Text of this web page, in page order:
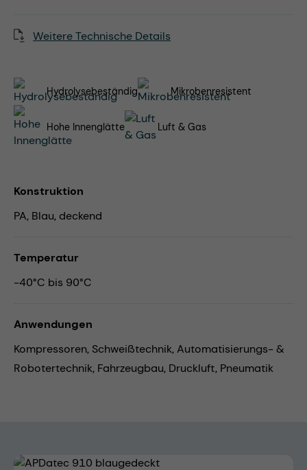
Weitere Technische Details
Hydrolysebeständig Mikrobenresistent
Hohe Innenglätte Luft & Gas
Konstruktion
PA, Blau, deckend
Temperatur
-40°C bis 90°C
Anwendungen
Kompressoren, Schweißtechnik,Automatisierungs- &
Robotertechnik, Fahrzeugbau, Druckluft, Pneumatik
Bildergalerie überspringen